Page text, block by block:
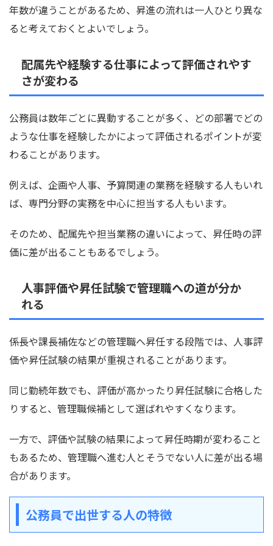
年数が違うことがあるため、昇進の流れは一人ひとり異な
ると考えておくとよいでしょう。
配属先や経験する仕事によって評価されやす
さが変わる
公務員は数年ごとに異動することが多く、どの部署でどの
ような仕事を経験したかによって評価されるポイントが変
わることがあります。
例えば、企画や人事、予算関連の業務を経験する人もいれ
ば、専門分野の実務を中心に担当する人もいます。
そのため、配属先や担当業務の違いによって、昇任時の評
価に差が出ることもあるでしょう。
人事評価や昇任試験で管理職への道が分か
れる
係長や課長補佐などの管理職へ昇任する段階では、人事評
価や昇任試験の結果が重視されることがあります。
同じ勤続年数でも、評価が高かったり昇任試験に合格した
りすると、管理職候補として選ばれやすくなります。
一方で、評価や試験の結果によって昇任時期が変わること
もあるため、管理職へ進む人とそうでない人に差が出る場
合があります。
公務員で出世する人の特徴